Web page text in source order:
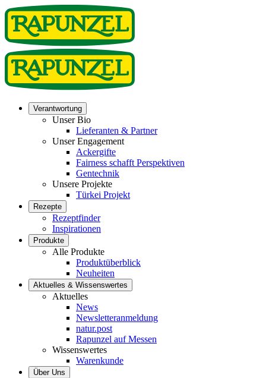
Verantwortung
Unser Bio
Lieferanten & Partner
Unser Engagement
Ackergifte
Fairness schafft Perspektiven
Gentechnik
Unsere Projekte
Türkei Projekt
Rezepte
Rezeptfinder
Inspirationen
Produkte
Alle Produkte
Produktüberblick
Neuheiten
Aktuelles & Wissenswertes
Aktuelles
News
Newsletteranmeldung
natur.post
Rapunzel auf Messen
Wissenswertes
Warenkunde
Über Uns